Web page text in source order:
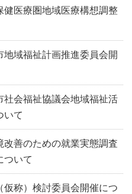
医療圏地域医療構想調整
域福祉計画推進委員会開
会福祉協議会地域福祉活
いて
善のための就業実態調査
ついて
称）検討委員会開催につ